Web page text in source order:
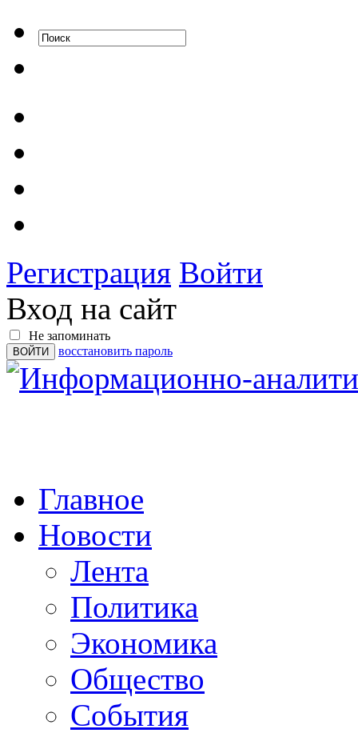
Регистрация Войти
Вход на сайт
Не запоминать
восстановить пароль
Главное
Новости
Лента
Политика
Экономика
Общество
События